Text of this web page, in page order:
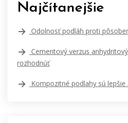
Najčítanejšie
Odolnosť podláh proti
Cementový verzus
rozhodnúť
Kompozitné podlahy sú lepšie